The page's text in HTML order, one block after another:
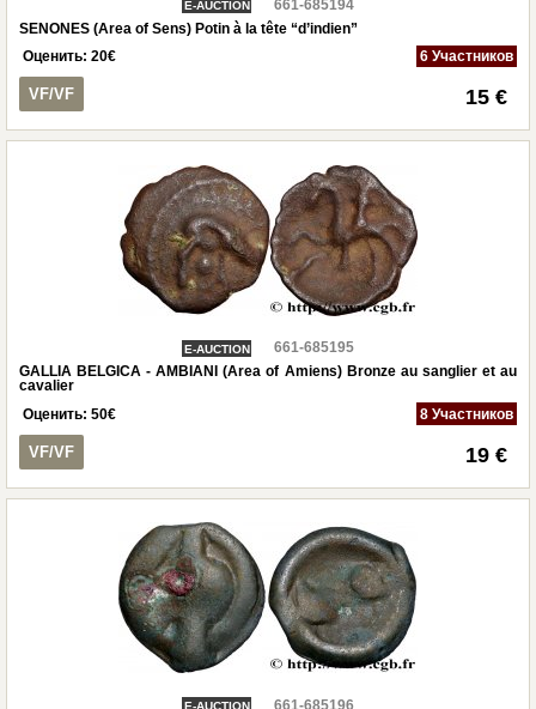
E-AUCTION
661-685194
SENONES (Area of Sens) Potin à la tête “d’indien”
Оценить: 20€ 6 Участников
VF/VF 15 €
E-AUCTION
661-685195
GALLIA BELGICA - AMBIANI (Area of Amiens) Bronze au sanglier et au
cavalier
Оценить: 50€ 8 Участников
VF/VF 19 €
E-AUCTION 661-685196